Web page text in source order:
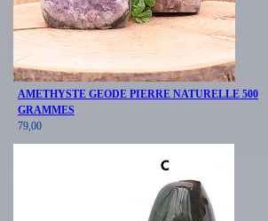
AMETHYSTE GEODE PIERRE NATURELLE 500
GRAMMES
79,00